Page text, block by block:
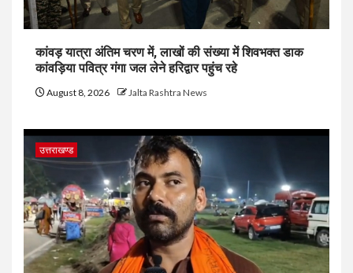
कांवड़ यात्रा अंतिम चरण में, लाखों की संख्या में शिवभक्त डाक
कांवड़िया पवित्र गंगा जल लेने हरिद्वार पहुंच रहे
August 8, 2026 Jalta Rashtra News
उत्तराखण्ड